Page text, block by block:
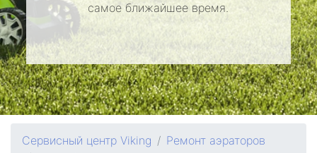
самое ближайшее время.
Сервисный центр Viking
Ремонт аэраторов